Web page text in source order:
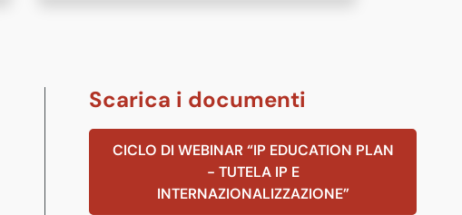
Scarica i documenti
CICLO DI WEBINAR “IP EDUCATION PLAN
- TUTELA IP E
INTERNAZIONALIZZAZIONE”